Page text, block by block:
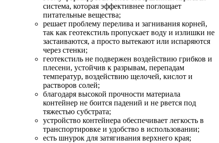
система, которая эффективнее поглощает
питательные вещества;
решает проблему перелива и загнивания корней,
так как геотекстиль пропускает воду и излишки не
застаиваются, а просто вытекают или испаряются
через стенки;
геотекстиль не подвержен воздействию грибков и
плесени, устойчив к разрывам, перепадам
температур, воздействию щелочей, кислот и
растворов солей;
благодаря высокой прочности материала
контейнер не боится падений и не рвется под
тяжестью субстрата;
устройство контейнера обеспечивает легкость в
транспортировке и удобство в использовании;
есть шнурок для затягивания верхнего края;